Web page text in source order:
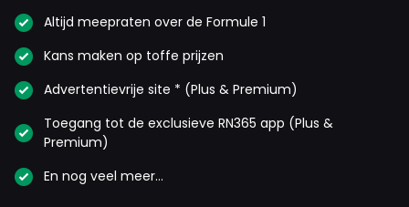
Altijd meepraten over de Formule 1
Kans maken op toffe prijzen
Advertentievrije site * (Plus & Premium)
Toegang tot de exclusieve RN365 app (Plus &
Premium)
En nog veel meer…